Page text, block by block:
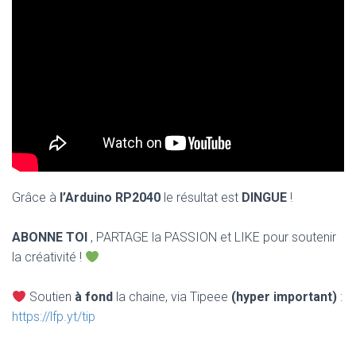
Grâce à l’Arduino RP2040 le résultat est DINGUE !
ABONNE TOI , PARTAGE la PASSION et LIKE pour soutenir
la créativité !
Soutien à fond la chaine, via Tipeee (hyper important) :
https://lfp.yt/tip